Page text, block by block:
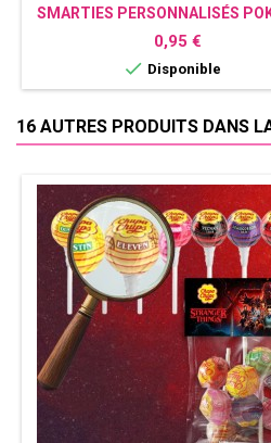
SMARTIES PERSONNALISÉS
Prix
0,95 €
 Disponible
16 AUTRES PRODUITS DANS